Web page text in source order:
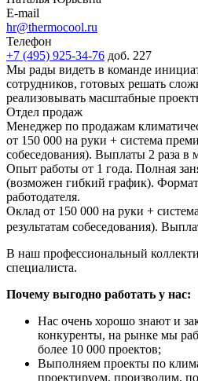
E-mail
hr@thermocool.ru
Телефон
+7 (495) 925-34-76 доб. 227
Мы рады видеть в команде
сотрудников, готовых решать
реализовывать масштабные
Отдел продаж
Менеджер по продажам
от 150 000 на руки + система
собеседования). Выплаты 2 раза в
Опыт работы от 1 года. Полная
(возможен гибкий график).
работодателя.
Оклад от 150 000 на руки +
результатам собеседования).
В наш профессиональный
специалиста.
Почему выгодно работать у нас:
Нас очень хорошо знают и
конкуренты, на рынке мы
более 10 000 проектов;
Выполняем проекты по
проектируем, производим,